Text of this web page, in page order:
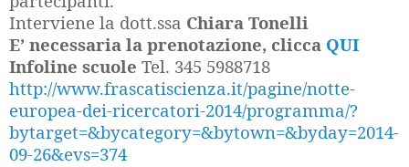
Interviene la dott.ssa Chiara Tonelli
E’ necessaria la prenotazione, clicca QUI
Infoline scuole Tel. 345 5988718
http://www.frascatiscienza.it/pagine/notte-
europea-dei-ricercatori-2014/programma/?
bytarget=&bycategory=&bytown=&byday=2014-
09-26&evs=374